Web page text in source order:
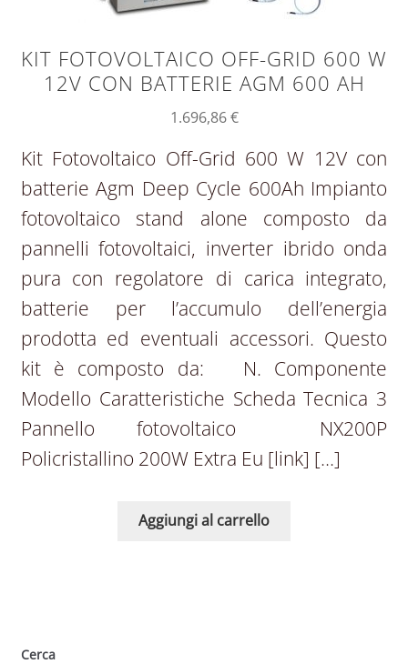
KIT FOTOVOLTAICO OFF-GRID 600 W
12V CON BATTERIE AGM 600 AH
1.696,86€
Kit Fotovoltaico Off-Grid 600 W 12V con
batterie Agm Deep Cycle 600Ah Impianto
fotovoltaico stand alone composto da
pannelli fotovoltaici, inverter ibrido onda
pura con regolatore di carica integrato,
batterie per l’accumulo dell’energia
prodotta ed eventuali accessori. Questo
kit è composto da: N. Componente
Modello Caratteristiche Scheda Tecnica 3
Pannello fotovoltaico NX200P
Policristallino 200W Extra Eu [link] […]
Aggiungi al carrello
Cerca